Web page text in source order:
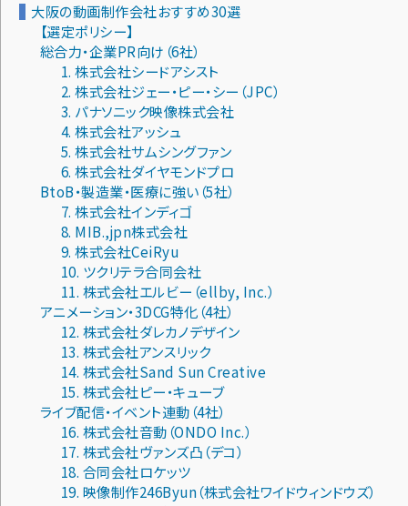
大阪の動画制作会社おすすめ30選
【選定ポリシー】
総合力・企業PR向け（6社）
1. 株式会社シードアシスト
2. 株式会社ジェー・ピー・シー（JPC）
3. パナソニック映像株式会社
4. 株式会社アッシュ
5. 株式会社サムシングファン
6. 株式会社ダイヤモンドプロ
BtoB・製造業・医療に強い（5社）
7. 株式会社インディゴ
8. MIB.,jpn株式会社
9. 株式会社CeiRyu
10. ツクリテラ合同会社
11. 株式会社エルビー（ellby, Inc.）
アニメーション・3DCG特化（4社）
12. 株式会社ダレカノデザイン
13. 株式会社アンスリック
14. 株式会社Sand Sun Creative
15. 株式会社ピー・キューブ
ライブ配信・イベント連動（4社）
16. 株式会社音動（ONDO Inc.）
17. 株式会社ヴァンズ凸（デコ）
18. 合同会社ロケッツ
19. 映像制作246Byun（株式会社ワイドウィンドウズ）